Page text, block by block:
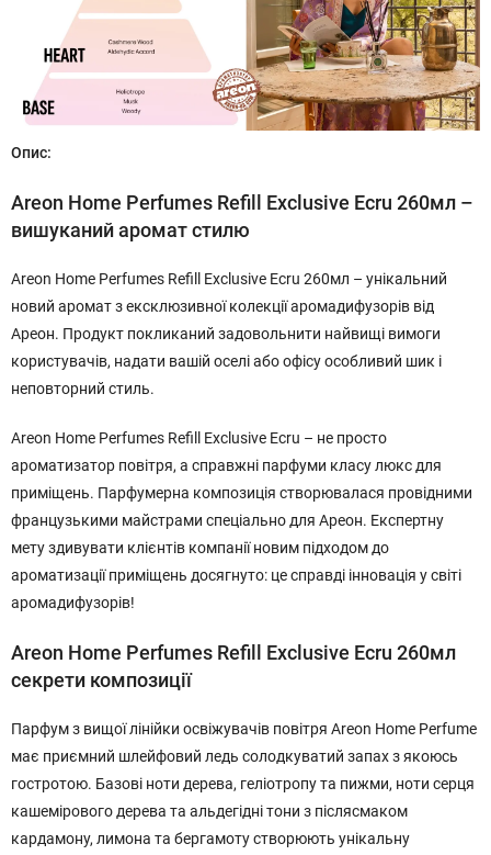
Опис:
Areon Home Perfumes Refill Exclusive Ecru 260мл –
вишуканий аромат стилю
Areon Home Perfumes Refill Exclusive Ecru 260мл – унікальний
новий аромат з ексклюзивної колекції аромадифузорів від
Ареон. Продукт покликаний задовольнити найвищі вимоги
користувачів, надати вашій оселі або офісу особливий шик і
неповторний стиль.
Areon Home Perfumes Refill Exclusive Ecru – не просто
ароматизатор повітря, а справжні парфуми класу люкс для
приміщень. Парфумерна композиція створювалася провідними
французькими майстрами спеціально для Ареон. Експертну
мету здивувати клієнтів компанії новим підходом до
ароматизації приміщень досягнуто: це справді інновація у світі
аромадифузорів!
Areon Home Perfumes Refill Exclusive Ecru 260мл
секрети композиції
Парфум з вищої лінійки освіжувачів повітря Areon Home Perfume
має приємний шлейфовий ледь солодкуватий запах з якоюсь
гостротою. Базові ноти дерева, геліотропу та пижми, ноти серця
кашемірового дерева та альдегідні тони з післясмаком
кардамону, лимона та бергамоту створюють унікальну